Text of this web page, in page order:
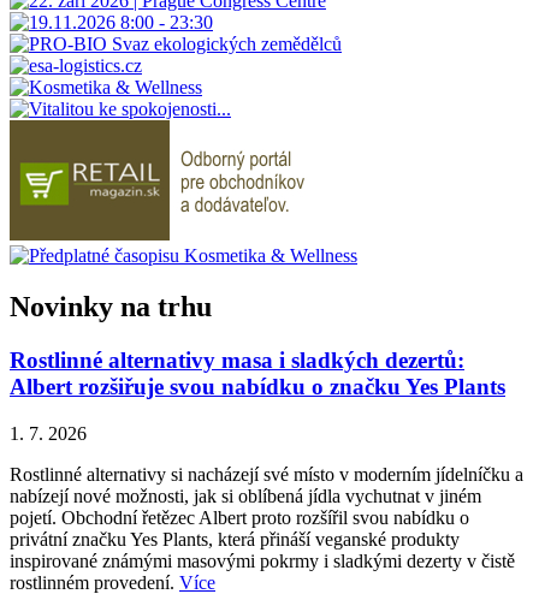
Novinky na trhu
Rostlinné alternativy masa i sladkých dezertů:
Albert rozšiřuje svou nabídku o značku Yes Plants
1. 7. 2026
Rostlinné alternativy si nacházejí své místo v moderním jídelníčku a
nabízejí nové možnosti, jak si oblíbená jídla vychutnat v jiném
pojetí. Obchodní řetězec Albert proto rozšířil svou nabídku o
privátní značku Yes Plants, která přináší veganské produkty
inspirované známými masovými pokrmy i sladkými dezerty v čistě
rostlinném provedení. Více